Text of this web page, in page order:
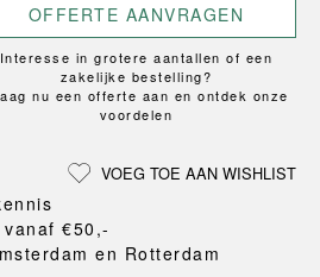
OFFERTE AANVRAGEN
Interesse in grotere aantallen of een
zakelijke bestelling?
nu een offerte aan en ontdek onze
voordelen
VOEG TOE AAN WISHLIST
€50,-
en Rotterdam